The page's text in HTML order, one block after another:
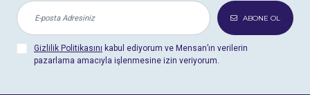
ABONE OL
Gizlilik Politikasını kabul ediyorum ve Mensan’ın verilerin
pazarlama amacıyla işlenmesine izin veriyorum.